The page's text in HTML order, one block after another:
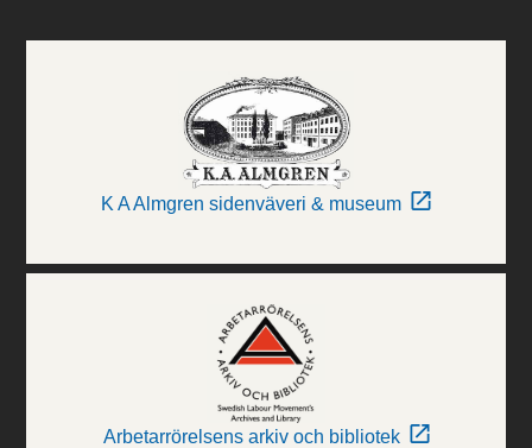
K A Almgren sidenväveri & museum
Arbetarrörelsens arkiv och bibliotek